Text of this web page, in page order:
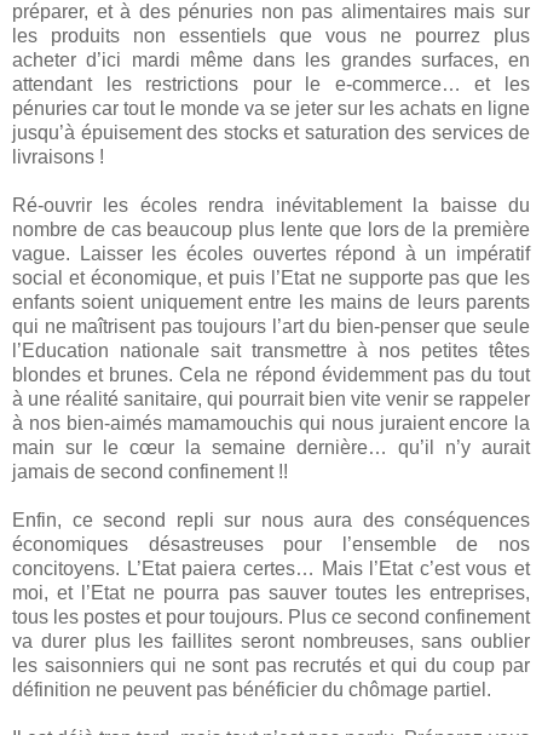
préparer, et à des pénuries non pas alimentaires mais sur
les produits non essentiels que vous ne pourrez plus
acheter d’ici mardi même dans les grandes surfaces, en
attendant les restrictions pour le e-commerce… et les
pénuries car tout le monde va se jeter sur les achats en ligne
jusqu’à épuisement des stocks et saturation des services de
livraisons !
Ré-ouvrir les écoles rendra inévitablement la baisse du
nombre de cas beaucoup plus lente que lors de la première
vague. Laisser les écoles ouvertes répond à un impératif
social et économique, et puis l’Etat ne supporte pas que les
enfants soient uniquement entre les mains de leurs parents
qui ne maîtrisent pas toujours l’art du bien-penser que seule
l’Education nationale sait transmettre à nos petites têtes
blondes et brunes. Cela ne répond évidemment pas du tout
à une réalité sanitaire, qui pourrait bien vite venir se rappeler
à nos bien-aimés mamamouchis qui nous juraient encore la
main sur le cœur la semaine dernière… qu’il n’y aurait
jamais de second confinement !!
Enfin, ce second repli sur nous aura des conséquences
économiques désastreuses pour l’ensemble de nos
concitoyens. L’Etat paiera certes… Mais l’Etat c’est vous et
moi, et l’Etat ne pourra pas sauver toutes les entreprises,
tous les postes et pour toujours. Plus ce second confinement
va durer plus les faillites seront nombreuses, sans oublier
les saisonniers qui ne sont pas recrutés et qui du coup par
définition ne peuvent pas bénéficier du chômage partiel.